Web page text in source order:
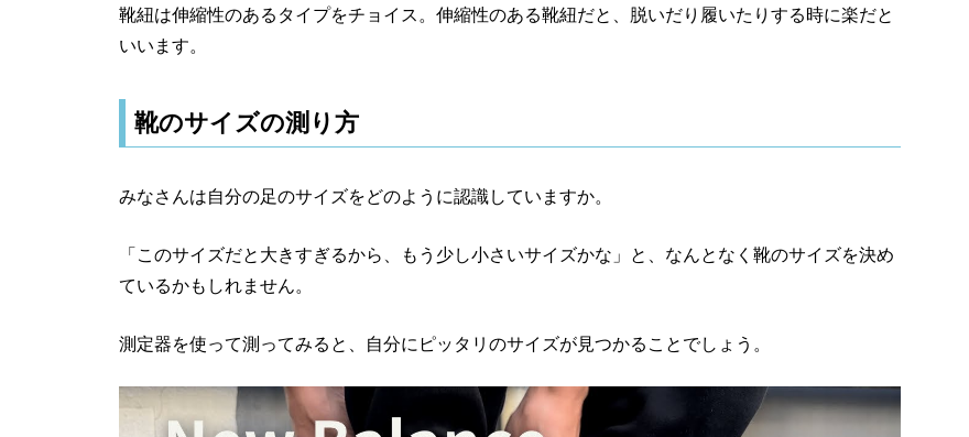
靴紐は伸縮性のあるタイプをチョイス。伸縮性のある靴紐だと、脱いだり履いたりする時に楽だと
いいます。
靴のサイズの測り方
みなさんは自分の足のサイズをどのように認識していますか。
「このサイズだと大きすぎるから、もう少し小さいサイズかな」と、なんとなく靴のサイズを決め
ているかもしれません。
測定器を使って測ってみると、自分にピッタリのサイズが見つかることでしょう。